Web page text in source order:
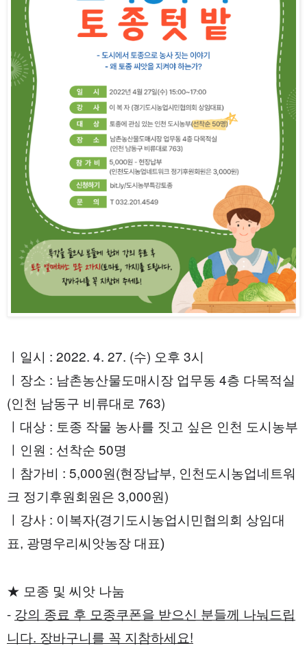
ㅣ일시 : 2022. 4. 27. (수) 오후 3시
ㅣ장소 : 남촌농산물도매시장 업무동 4층 다목적실
(인천 남동구 비류대로 763)
ㅣ인원 : 선착순 50명
ㅣ참가비 : 5,000원(현장납부, 인천도시농업네트워
크 정기후원회원은 3,000원)
ㅣ강사 : 이복자(경기도시농업시민협의회 상임대
표, 광명우리씨앗농장 대표)
★ 모종 및 씨앗 나눔
- 강의 종료 후 모종쿠폰을 받으신 분들께 나눠드립
니다. 장바구니를 꼭 지참하세요!